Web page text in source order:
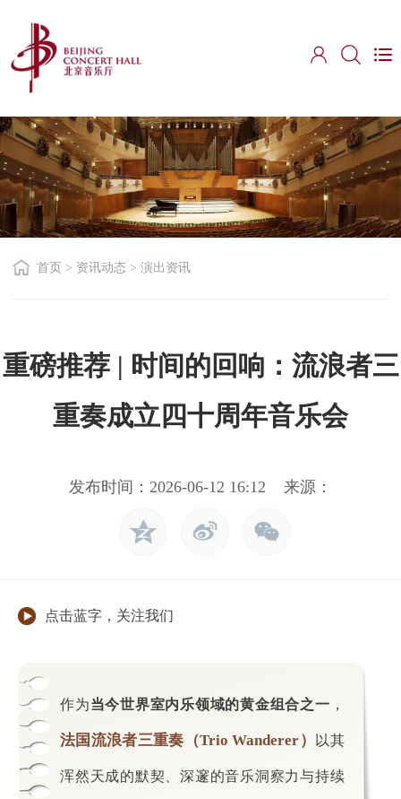
首页 > 资讯动态 >演出资讯
重磅推荐 | 时间的回响：流浪者三
重奏成立四十周年音乐会
发布时间：2026-06-12 16:12 来源：
点击蓝字，关注我们
作为当今世界室内乐领域的黄金组合之一 ，
法国流浪者三重奏（Trio Wanderer） 以其
浑然天成的默契、深邃的音乐洞察力与持续